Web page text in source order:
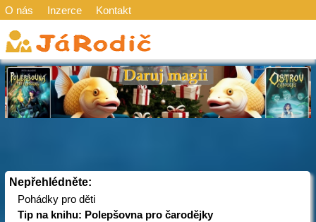
O nás Inzerce Kontakt
Nepřehlédněte:
Pohádky pro děti
Tip na knihu: Polepšovna pro čarodějky